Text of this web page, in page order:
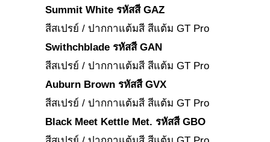
Summit White รหัสสี GAZ
สีสเปรย์ / ปากกาแต้มสี สีแต้ม GT Pro
Swithchblade รหัสสี GAN
สีสเปรย์ / ปากกาแต้มสี สีแต้ม GT Pro
Auburn Brown รหัสสี GVX
สีสเปรย์ / ปากกาแต้มสี สีแต้ม GT Pro
Black Meet Kettle Met. รหัสสี GBO